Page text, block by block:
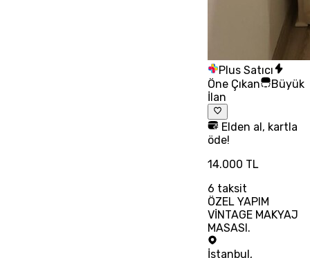
Plus Satıcı
Öne Çıkan
Büyük
İlan
Elden al, kartla
öde!
14.000 TL
6 taksit
ÖZEL YAPIM
VİNTAGE MAKYAJ
MASASI.
İstanbul,